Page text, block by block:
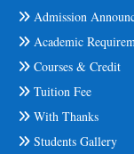
Admission
Academic
Courses & Credit
Tuition Fee
With Thanks
Students Gallery